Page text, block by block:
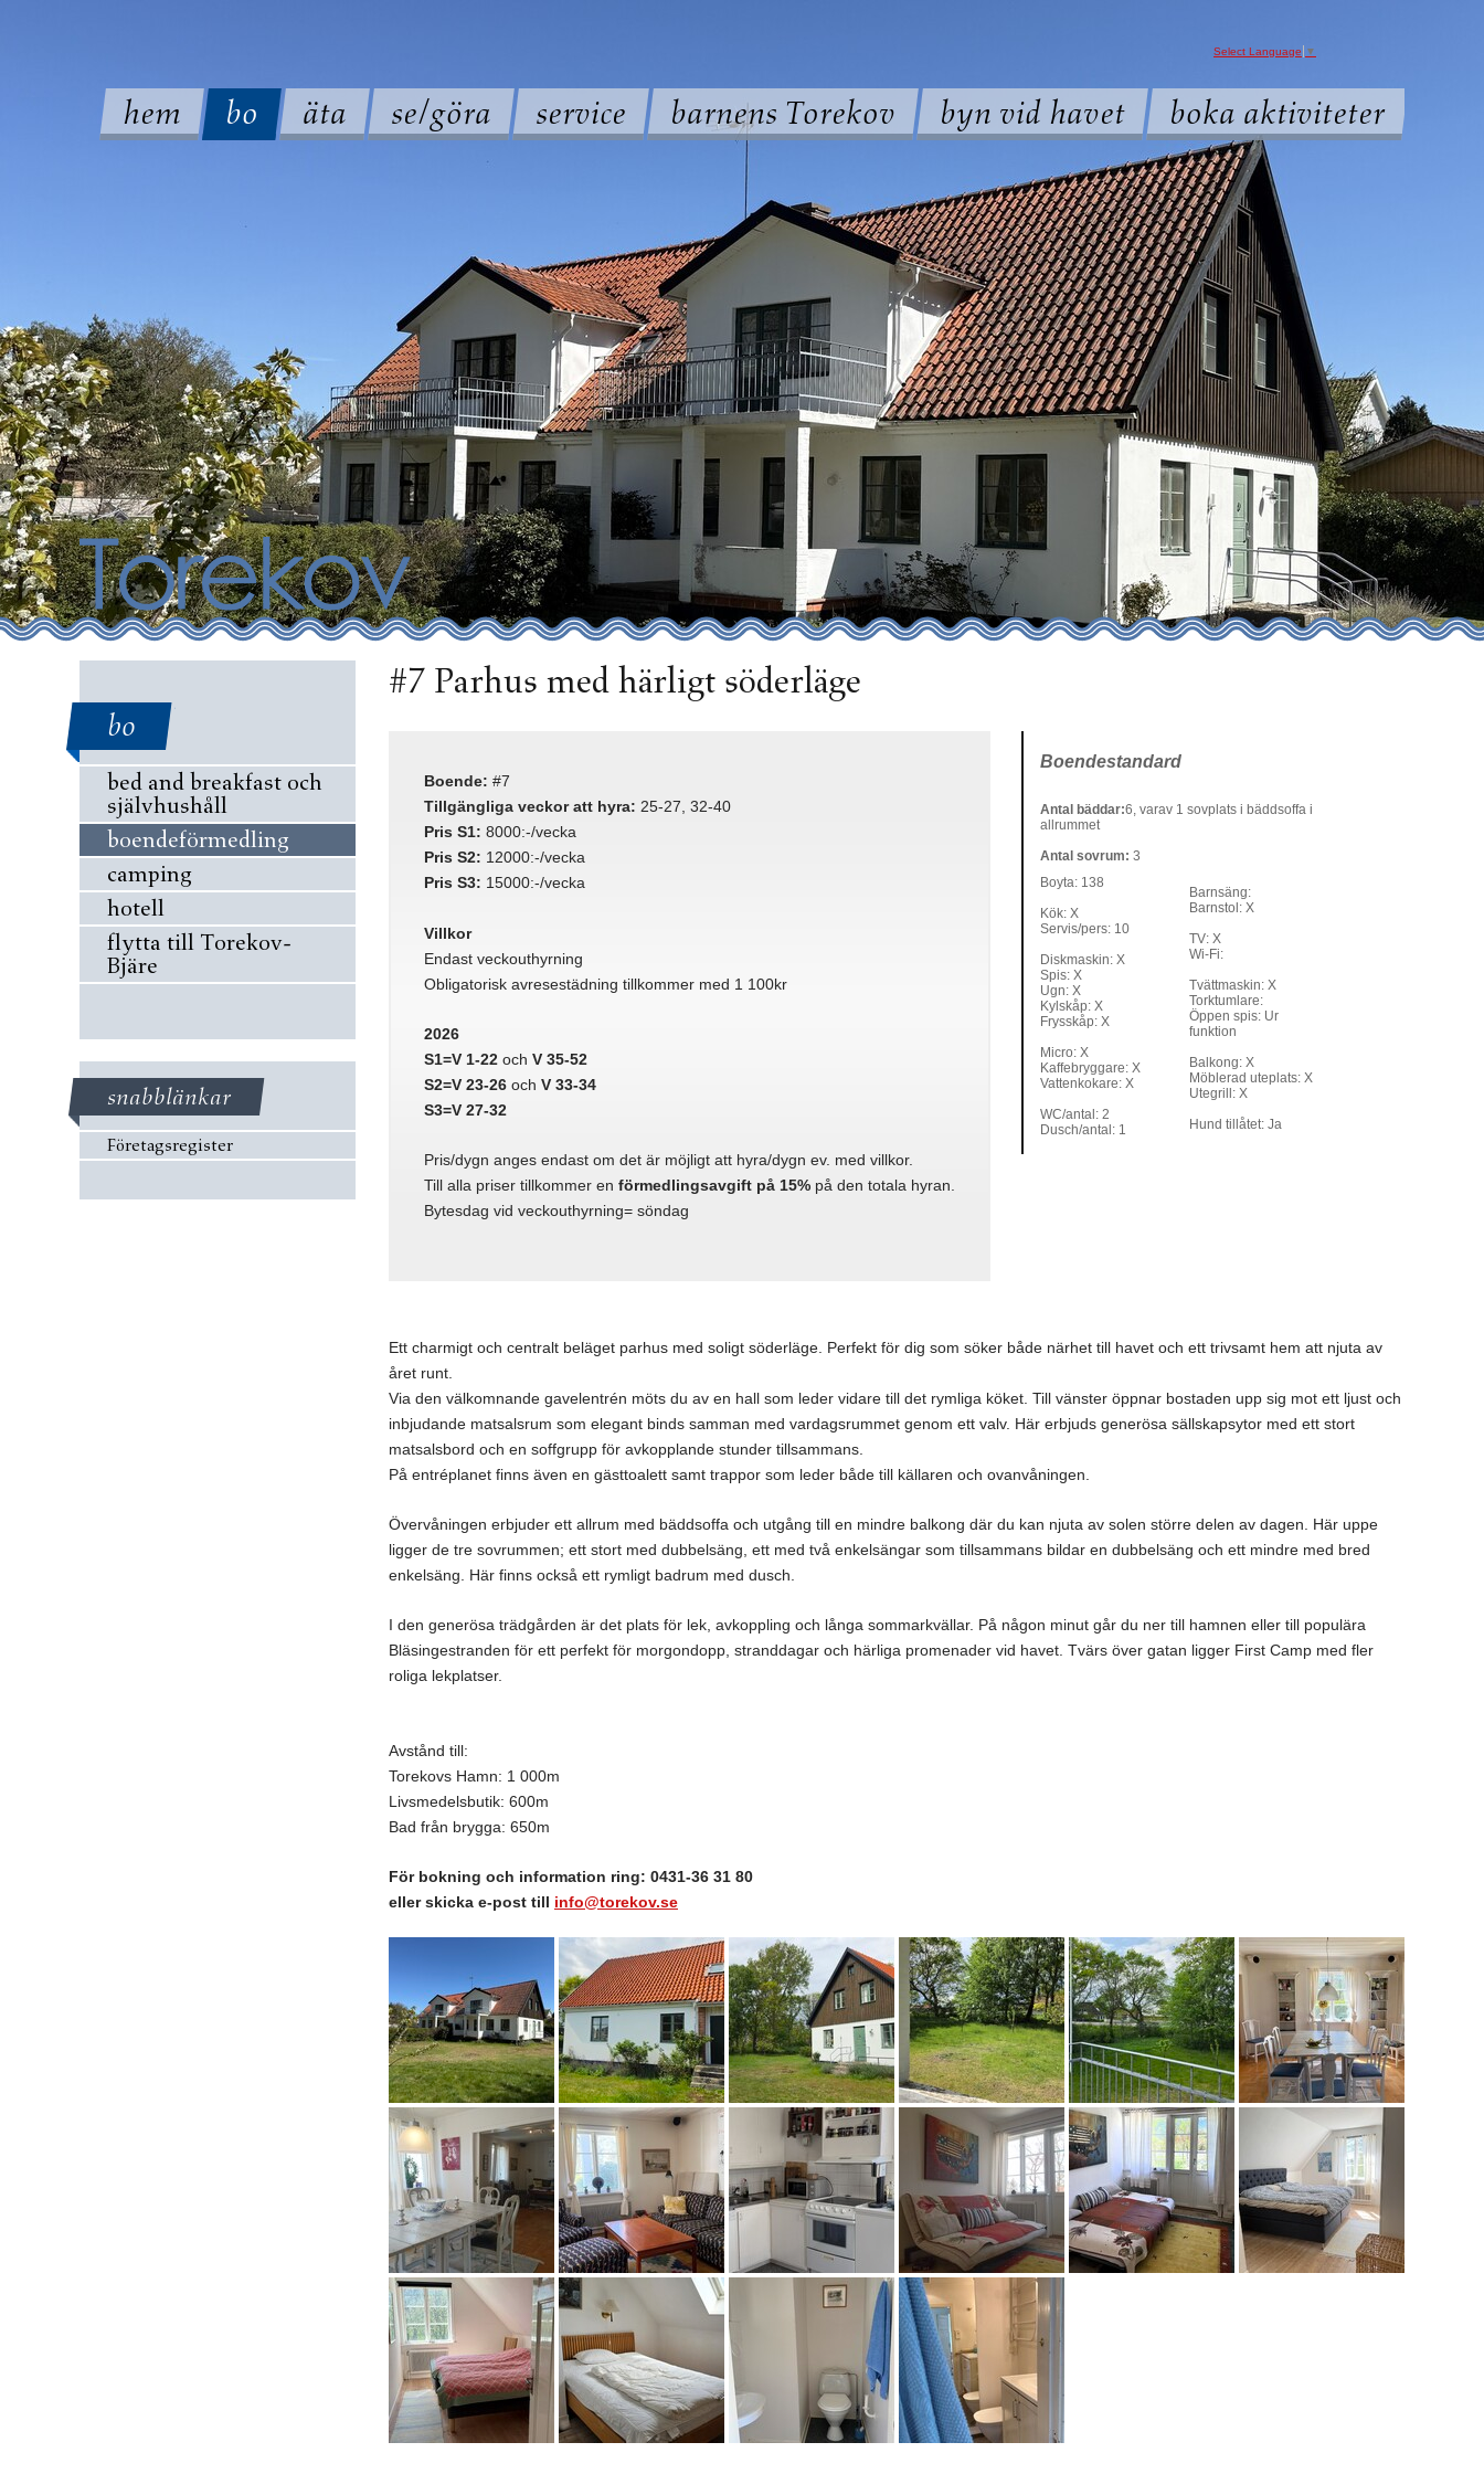
Select Language ▼
hem bo äta se/göra service barnens Torekov byn vid havet boka aktiviteter
bo
bed and breakfast och
självhushåll
boendeförmedling
camping
hotell
flytta till Torekov-
Bjäre
snabblänkar
Företagsregister
#7 Parhus med härligt söderläge
Boende: #7
Tillgängliga veckor att hyra: 25-27, 32-40
Pris S1: 8000:-/vecka
Pris S2: 12000:-/vecka
Pris S3: 15000:-/vecka
Villkor
Endast veckouthyrning
Obligatorisk avresestädning tillkommer med 1 100kr
2026
S1=V 1-22 och V 35-52
S2=V 23-26 och V 33-34
S3=V 27-32
Pris/dygn anges endast om det är möjligt att hyra/dygn ev. med villkor.
​Till alla priser tillkommer en förmedlingsavgift på 15% på den totala hyran.
Bytesdag vid veckouthyrning= söndag
Boendestandard
Antal bäddar:6, varav 1 sovplats i bäddsoffa i
allrummet
Antal sovrum: 3
Boyta: 138
Kök: X
Servis/pers: 10
Diskmaskin: X
Spis: X
Ugn: X
Kylskåp: X
Frysskåp: X
Micro: X
Kaffebryggare: X
Vattenkokare: X
WC/antal: 2
Dusch/antal: 1
Barnsäng:
Barnstol: X
TV: X
Wi-Fi:
Tvättmaskin: X
Torktumlare:
Öppen spis: Ur
funktion
Balkong: X
Möblerad uteplats: X
Utegrill: X
Hund tillåtet: Ja
Ett charmigt och centralt beläget parhus med soligt söderläge. Perfekt för dig som söker både närhet till havet och ett trivsamt hem att njuta av
året runt.
Via den välkomnande gavelentrén möts du av en hall som leder vidare till det rymliga köket. Till vänster öppnar bostaden upp sig mot ett ljust och
inbjudande matsalsrum som elegant binds samman med vardagsrummet genom ett valv. Här erbjuds generösa sällskapsytor med ett stort
matsalsbord och en soffgrupp för avkopplande stunder tillsammans.
På entréplanet finns även en gästtoalett samt trappor som leder både till källaren och ovanvåningen.
Övervåningen erbjuder ett allrum med bäddsoffa och utgång till en mindre balkong där du kan njuta av solen större delen av dagen. Här uppe
ligger de tre sovrummen; ett stort med dubbelsäng, ett med två enkelsängar som tillsammans bildar en dubbelsäng och ett mindre med bred
enkelsäng. Här finns också ett rymligt badrum med dusch.
I den generösa trädgården är det plats för lek, avkoppling och långa sommarkvällar. På någon minut går du ner till hamnen eller till populära
Bläsingestranden för ett perfekt för morgondopp, stranddagar och härliga promenader vid havet. Tvärs över gatan ligger First Camp med fler
roliga lekplatser.
Avstånd till:
Torekovs Hamn: 1 000m
Livsmedelsbutik: 600m
Bad från brygga: 650m
För bokning och information ring: 0431-36 31 80
eller skicka e-post till info@torekov.se